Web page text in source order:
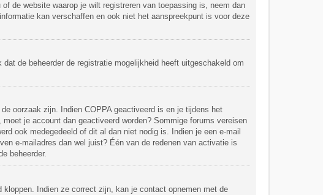
de website waarop je wilt registreren van toepassing is, neem dan
kan verschaffen en ook niet het aanspreekpunt is voor deze
de beheerder de registratie mogelijkheid heeft uitgeschakeld om
oorzaak zijn. Indien COPPA geactiveerd is en je tijdens het
je account dan geactiveerd worden? Sommige forums vereisen
ook medegedeeld of dit al dan niet nodig is. Indien je een e-mail
e-mailadres dan wel juist? Één van de redenen van activatie is
beheerder.
Indien ze correct zijn, kan je contact opnemen met de